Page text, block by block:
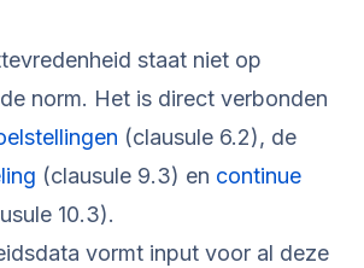
staat niet op
norm. Het is direct verbonden
(clausule 6.2), de
(clausule 9.3) en continue
10.3).
vormt input voor al deze